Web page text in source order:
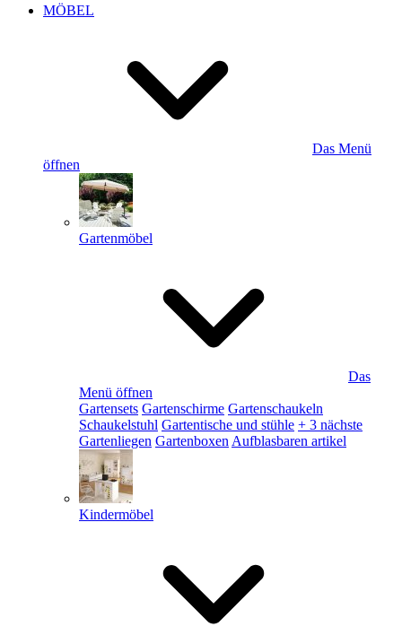
MÖBEL
Das Menü
öffnen
Gartenmöbel
Das
Menü öffnen
Gartensets Gartenschirme Gartenschaukeln
Schaukelstuhl Gartentische und stühle + 3 nächste
Gartenliegen Gartenboxen Aufblasbaren artikel
Kindermöbel